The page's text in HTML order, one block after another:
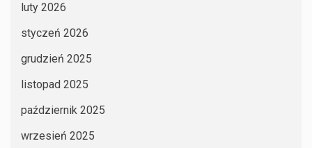
luty 2026
styczeń 2026
grudzień 2025
listopad 2025
październik 2025
wrzesień 2025